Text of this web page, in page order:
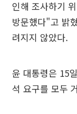
인해 조사하기
방문했다"고 밝
려지지 않았다.
윤 대통령은 15
석 요구를 모두